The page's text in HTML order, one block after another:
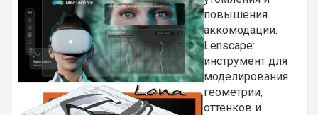
повышения
аккомодации.
Lenscape:
инструмент для
моделирования
геометрии,
оттенков и